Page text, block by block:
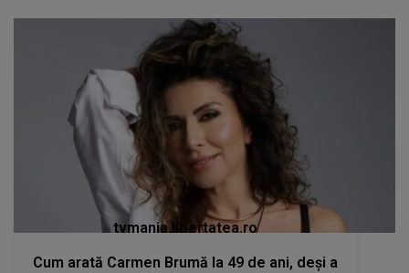
tvmania.libertatea.ro
Cum arată Carmen Brumă la 49 de ani, deși a